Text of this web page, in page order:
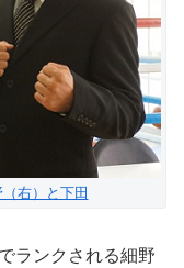
右）と下田
ランクされる細野